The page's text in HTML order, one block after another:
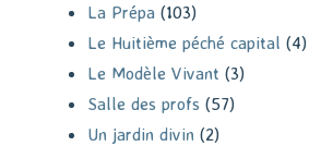
La Prépa (103)
Le Huitième péché capital (4)
Le Modèle Vivant (3)
Salle des profs (57)
Un jardin divin (2)